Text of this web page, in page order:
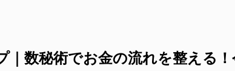
｜数秘術でお金の流れを整える